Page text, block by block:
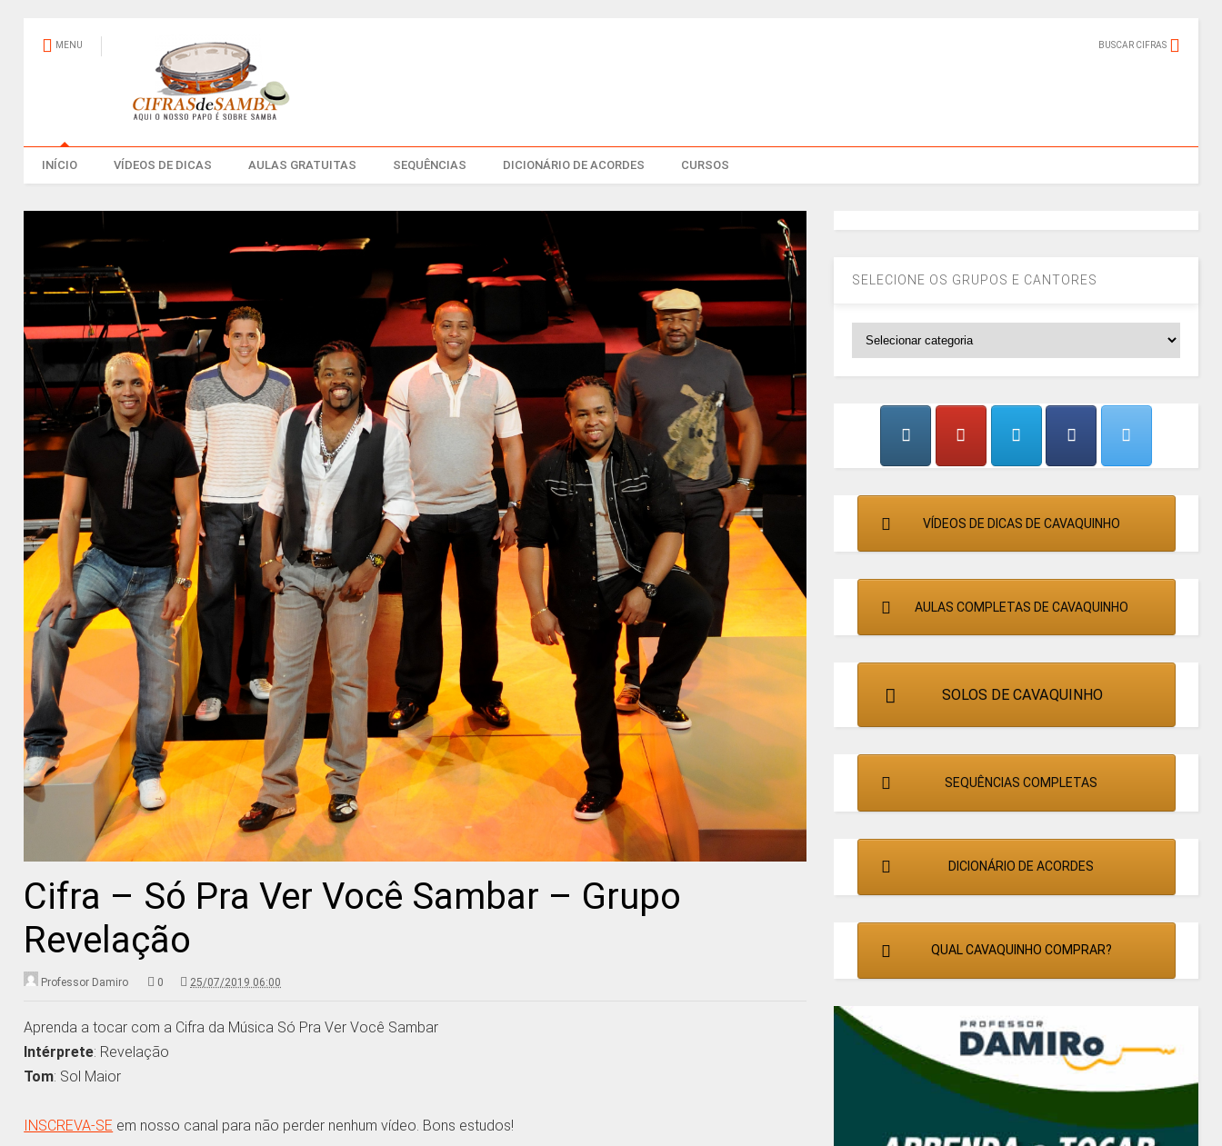
MENU BUSCAR CIFRAS
INÍCIO VÍDEOS DE DICAS AULAS GRATUITAS SEQUÊNCIAS DICIONÁRIO DE ACORDES CURSOS
Cifra – Só Pra Ver Você Sambar – Grupo
Revelação
Professor Damiro 0 25/07/2019 06:00
Aprenda a tocar com a Cifra da Música Só Pra Ver Você Sambar
Intérprete: Revelação
Tom: Sol Maior
INSCREVA-SE em nosso canal para não perder nenhum vídeo. Bons estudos!
SELECIONE OS GRUPOS E CANTORES
CANTORES
VÍDEOS DE DICAS DE CAVAQUINHO
AULAS COMPLETAS DE CAVAQUINHO
SOLOS DE CAVAQUINHO
SEQUÊNCIAS COMPLETAS
DICIONÁRIO DE ACORDES
QUAL CAVAQUINHO COMPRAR?